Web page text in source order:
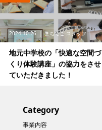
2024.10.26 まちでこ スタッフ
地元中学校の「快適な空間づ
くり体験講座」の協力をさせ
ていただきました！
Category
事業内容